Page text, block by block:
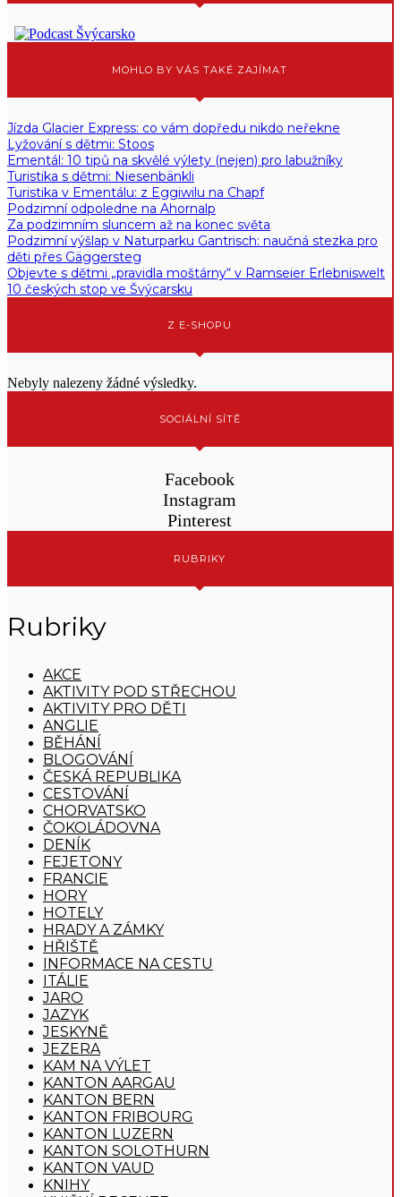
MOHLO BY VÁS TAKÉ ZAJÍMAT
Jízda Glacier Express: co vám dopředu nikdo neřekne
Lyžování s dětmi: Stoos
Ementál: 10 tipů na skvělé výlety (nejen) pro labužníky
Turistika s dětmi: Niesenbänkli
Turistika v Ementálu: z Eggiwilu na Chapf
Podzimní odpoledne na Ahornalp
Za podzimním sluncem až na konec světa
Podzimní výšlap v Naturparku Gantrisch: naučná stezka pro
děti přes Gäggersteg
Objevte s dětmi „pravidla moštárny“ v Ramseier Erlebniswelt
10 českých stop ve Švýcarsku
Z E-SHOPU
Nebyly nalezeny žádné výsledky.
SOCIÁLNÍ SÍTĚ
Facebook
Instagram
Pinterest
RUBRIKY
Rubriky
AKCE
AKTIVITY POD STŘECHOU
AKTIVITY PRO DĚTI
ANGLIE
BĚHÁNÍ
BLOGOVÁNÍ
ČESKÁ REPUBLIKA
CESTOVÁNÍ
CHORVATSKO
ČOKOLÁDOVNA
DENÍK
FEJETONY
FRANCIE
HORY
HOTELY
HRADY A ZÁMKY
HŘIŠTĚ
INFORMACE NA CESTU
ITÁLIE
JARO
JAZYK
JESKYNĚ
JEZERA
KAM NA VÝLET
KANTON AARGAU
KANTON BERN
KANTON FRIBOURG
KANTON LUZERN
KANTON SOLOTHURN
KANTON VAUD
KNIHY